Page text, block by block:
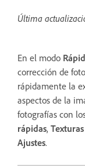
Última
En el modo
corrección de
rápidamente la
aspectos de la
fotografías con
rápidas, Texturas
Ajustes.